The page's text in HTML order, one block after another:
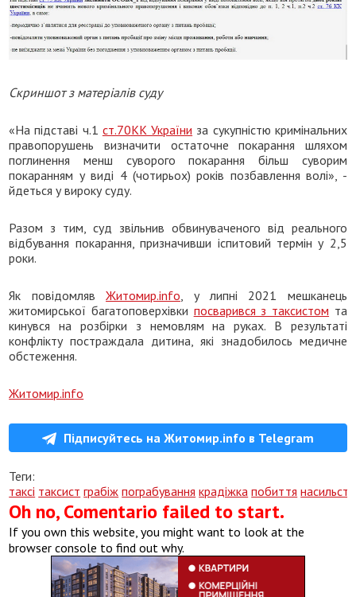
Скриншот з матеріалів суду
«На підставі ч.1 ст.70КК України за сукупністю кримінальних
правопорушень визначити остаточне покарання шляхом
поглинення менш суворого покарання більш суворим
покаранням у виді 4 (чотирьох) років позбавлення волі», -
йдеться у вироку суду.
Разом з тим, суд звільнив обвинуваченого від реального
відбування покарання, призначивши іспитовий термін у 2,5
роки.
Як повідомлявЖитомир.info , у липні 2021 мешканець
житомирської багатоповерхівки посварився з таксистом та
кинувся на розбірки з немовлям на руках. В результаті
конфлікту постраждала дитина, які знадобилось медичне
обстеження.
Житомир.info
Підписуйтесь на Житомир.info в Telegram
Теги:
таксі таксист грабіж пограбування крадіжка побиття
Oh no, Comentario failed to start.
If you own this website, you might want to look at the
browser console to find out why.